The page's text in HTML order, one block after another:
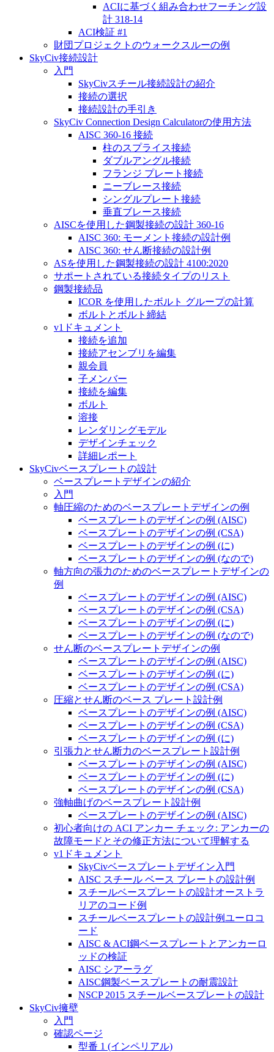
ACIに基づく組み合わせフーチング設
計 318-14
ACI検証 #1
財団プロジェクトのウォークスルーの例
SkyCiv接続設計
入門
SkyCivスチール接続設計の紹介
接続の選択
接続設計の手引き
SkyCiv Connection Design Calculatorの使用方法
AISC 360-16 接続
柱のスプライス接続
ダブルアングル接続
フランジ プレート接続
ニーブレース接続
シングルプレート接続
垂直ブレース接続
AISCを使用した鋼製接続の設計 360-16
AISC 360: モーメント接続の設計例
AISC 360: せん断接続の設計例
ASを使用した鋼製接続の設計 4100:2020
サポートされている接続タイプのリスト
鋼製接続品
ICOR を使用したボルト グループの計算
ボルトとボルト締結
v1ドキュメント
接続を追加
接続アセンブリを編集
親会員
子メンバー
接続を編集
ボルト
溶接
レンダリングモデル
デザインチェック
詳細レポート
SkyCivベースプレートの設計
ベースプレートデザインの紹介
入門
軸圧縮のためのベースプレートデザインの例
ベースプレートのデザインの例 (AISC)
ベースプレートのデザインの例 (CSA)
ベースプレートのデザインの例 (に)
ベースプレートのデザインの例 (なので)
軸方向の張力のためのベースプレートデザインの
例
ベースプレートのデザインの例 (AISC)
ベースプレートのデザインの例 (CSA)
ベースプレートのデザインの例 (に)
ベースプレートのデザインの例 (なので)
せん断のベースプレートデザインの例
ベースプレートのデザインの例 (AISC)
ベースプレートのデザインの例 (に)
ベースプレートのデザインの例 (CSA)
圧縮とせん断のベース プレート設計例
ベースプレートのデザインの例 (AISC)
ベースプレートのデザインの例 (CSA)
ベースプレートのデザインの例 (に)
引張力とせん断力のベースプレート設計例
ベースプレートのデザインの例 (AISC)
ベースプレートのデザインの例 (に)
ベースプレートのデザインの例 (CSA)
強軸曲げのベースプレート設計例
ベースプレートのデザインの例 (AISC)
初心者向けの ACI アンカー チェック: アンカーの
故障モードとその修正方法について理解する
v1ドキュメント
SkyCivベースプレートデザイン入門
AISC スチール ベース プレートの設計例
スチールベースプレートの設計オーストラ
リアのコード例
スチールベースプレートの設計例ユーロコ
ード
AISC & ACI鋼ベースプレートとアンカーロ
ッドの検証
AISC シアーラグ
AISC鋼製ベースプレートの耐震設計
NSCP 2015 スチールベースプレートの設計
SkyCiv擁壁
入門
確認ページ
型番 1 (インペリアル)